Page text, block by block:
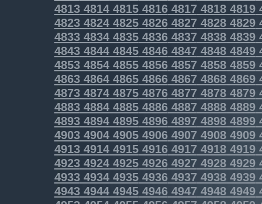
4813481448154816481748184819
4823482448254826482748284829
4833483448354836483748384839
4843484448454846484748484849
4853485448554856485748584859
4863486448654866486748684869
4873487448754876487748784879
4883488448854886488748884889
4893489448954896489748984899
49034904490549064907 49084909
49134914491549164917 49184919
4923492449254926492749284929
49334934493549364937 49384939
49434944494549464947 49484949